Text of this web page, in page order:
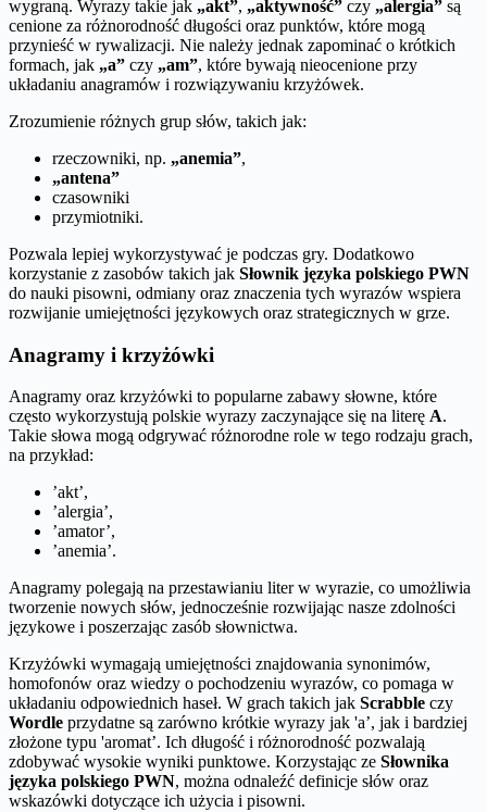
wygraną. Wyrazy takie jak „akt”, „aktywność” czy „alergia” są
cenione za różnorodność długości oraz punktów, które mogą
przynieść w rywalizacji. Nie należy jednak zapominać o krótkich
formach, jak „a” czy „am”, które bywają nieocenione przy
układaniu anagramów i rozwiązywaniu krzyżówek.
Zrozumienie różnych grup słów, takich jak:
rzeczowniki, np. „anemia”,
„antena”
czasowniki
przymiotniki.
Pozwala lepiej wykorzystywać je podczas gry. Dodatkowo
korzystanie z zasobów takich jak Słownik języka polskiego PWN
do nauki pisowni, odmiany oraz znaczenia tych wyrazów wspiera
rozwijanie umiejętności językowych oraz strategicznych w grze.
Anagramy i krzyżówki
Anagramy oraz krzyżówki to popularne zabawy słowne, które
często wykorzystują polskie wyrazy zaczynające się na literę A.
Takie słowa mogą odgrywać różnorodne role w tego rodzaju grach,
na przykład:
’akt’,
’alergia’,
’amator’,
’anemia’.
Anagramy polegają na przestawianiu liter w wyrazie, co umożliwia
tworzenie nowych słów, jednocześnie rozwijając nasze zdolności
językowe i poszerzając zasób słownictwa.
Krzyżówki wymagają umiejętności znajdowania synonimów,
homofonów oraz wiedzy o pochodzeniu wyrazów, co pomaga w
układaniu odpowiednich haseł. W grach takich jak Scrabble czy
Wordle przydatne są zarówno krótkie wyrazy jak 'a’, jak i bardziej
złożone typu 'aromat’. Ich długość i różnorodność pozwalają
zdobywać wysokie wyniki punktowe. Korzystając ze Słownika
języka polskiego PWN, można odnaleźć definicje słów oraz
wskazówki dotyczące ich użycia i pisowni.